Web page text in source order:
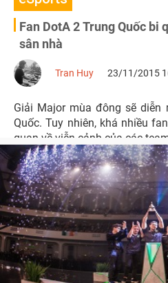
Fan DotA 2 Trung Quốc bi
sân nhà
Tran Huy 23/11/2015
Giải Major mùa đông sẽ diễn
Quốc. Tuy nhiên, khá nhiều
quan về viễn cảnh của các